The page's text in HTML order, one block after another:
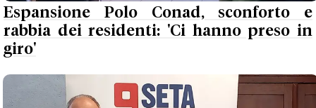
Espansione Polo Conad, sconforto e
rabbia dei residenti: 'Ci hanno preso in
giro'